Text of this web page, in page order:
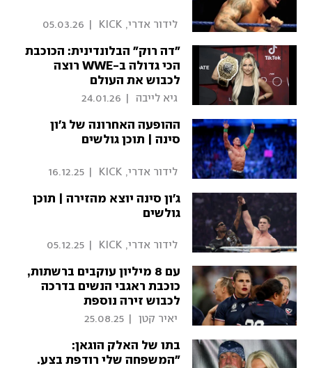
לידור אדרי, KICK 05.03.26
"דה רוק" הבלונדינית: הכוכבת
הכי גדולה ב-WWE רוצה
לכבוש את העולם
גיא לייבה 24.01.26
ההופעה האחרונה של ג'ון
סינה | תוכן גולשים
לידור אדרי, KICK 16.12.25
ג'ון סינה יוצא מהזירה | תוכן
גולשים
לידור אדרי, KICK 05.12.25
עם 8 מיליון עוקבים ברשתות,
כוכבת ראגבי הנשים בדרכה
לכבוש זירה נוספת
יאיר קטן 25.08.25
בתו של האלק הוגאן:
"המשפחה שלי רודפת בצע.